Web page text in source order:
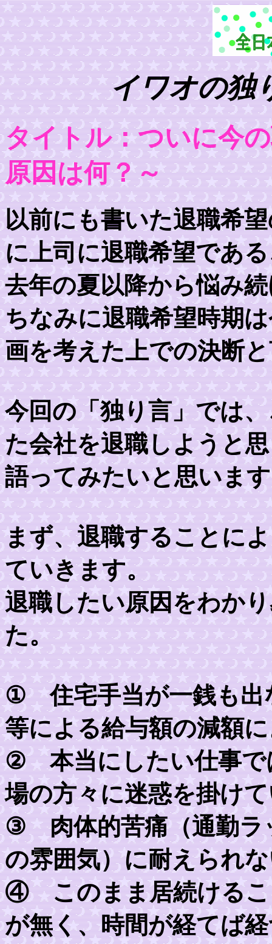
イワオの独
タイトル：ついに今
原因は何？～
以前にも書いた退職希
に上司に退職希望であ
去年の夏以降から悩み
ちなみに退職希望時期
画を考えた上での決断
今回の「独り言」では
た会社を退職しようと
語ってみたいと思いま
まず、退職することに
ていきます。
退職したい原因をわか
た。
① 住宅手当が一銭も出
等による給与額の減額
② 本当にしたい仕事で
場の方々に迷惑を掛け
③ 肉体的苦痛（通勤ラ
の雰囲気）に耐えられ
④ このまま居続けるこ
が無く、時間が経てば